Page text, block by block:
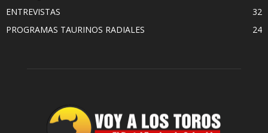
ENTREVISTAS
32
PROGRAMAS TAURINOS RADIALES
24